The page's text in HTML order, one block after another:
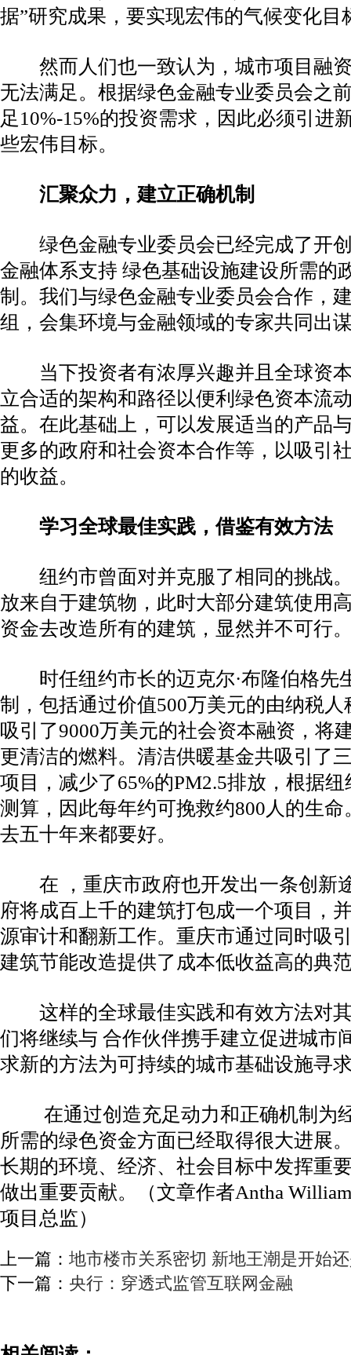
据”研究成果，要实现宏伟的气候变化
然而人们也一致认为，城市项目融资
无法满足。根据绿色金融专业委员会之
足10%-15%的投资需求，因此必须引进
些宏伟目标。
汇聚众力，建立正确机制
绿色金融专业委员会已经完成了开
金融体系支持 绿色基础设施建设所需的
制。我们与绿色金融专业委员会合作，
组，会集环境与金融领域的专家共同出
当下投资者有浓厚兴趣并且全球资本
立合适的架构和路径以便利绿色资本流
益。在此基础上，可以发展适当的产品
更多的政府和社会资本合作等，以吸引
的收益。
学习全球最佳实践，借鉴有效方法
纽约市曾面对并克服了相同的挑战。
放来自于建筑物，此时大部分建筑使用
资金去改造所有的建筑，显然并不可行
时任纽约市长的迈克尔·布隆伯格先
制，包括通过价值500万美元的由纳税
吸引了9000万美元的社会资本融资，将
更清洁的燃料。清洁供暖基金共吸引了
项目，减少了65%的PM2.5排放，根据
测算，因此每年约可挽救约800人的生
去五十年来都要好。
在 ，重庆市政府也开发出一条创新
府将成百上千的建筑打包成一个项目，
源审计和翻新工作。重庆市通过同时吸
建筑节能改造提供了成本低收益高的典
这样的全球最佳实践和有效方法对其
们将继续与 合作伙伴携手建立促进城市
求新的方法为可持续的城市基础设施寻
在通过创造充足动力和正确机制为
所需的绿色资金方面已经取得很大进展
长期的环境、经济、社会目标中发挥重
做出重要贡献。（文章作者Antha
项目总监）
上一篇： 地市楼市关系密切 新地王潮是开始
下一篇： 央行：穿透式监管互联网金融